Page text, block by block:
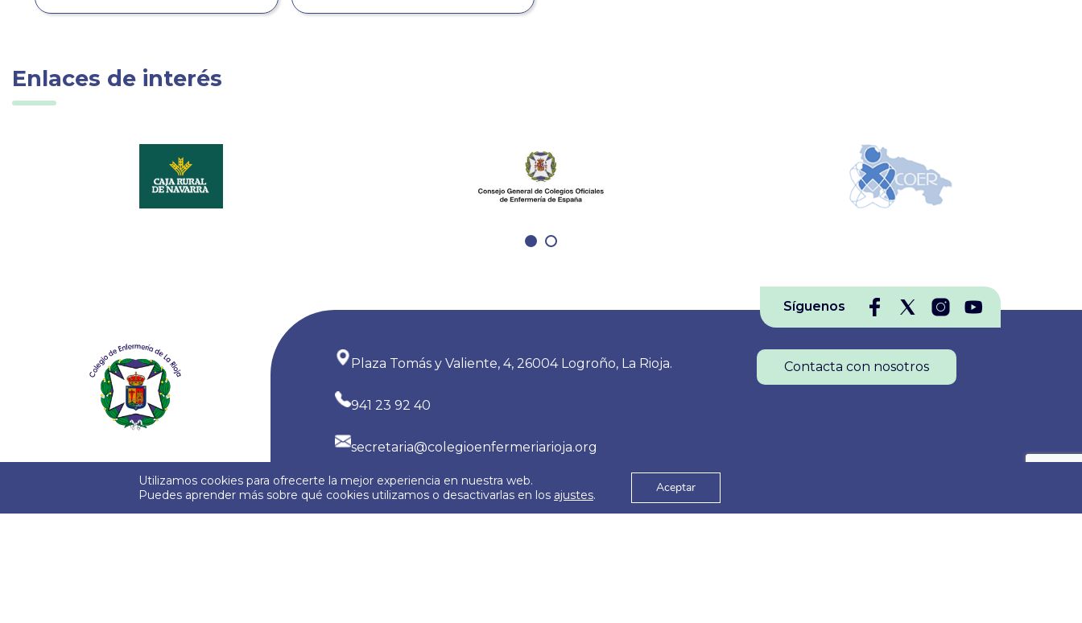
Enlaces de interés
Síguenos
Plaza Tomás y Valiente, 4, 26004 Logroño, La Rioja.
941 23 92 40
secretaria@colegioenfermeriarioja.org
Contacta con nosotros
© 2026 Colegio Oficial de Enfermería de La Rioja
Utilizamos cookies para ofrecerte la mejor experiencia en nuestra web.
Puedes aprender más sobre qué cookies utilizamos o desactivarlas en los ajustes. Aceptar